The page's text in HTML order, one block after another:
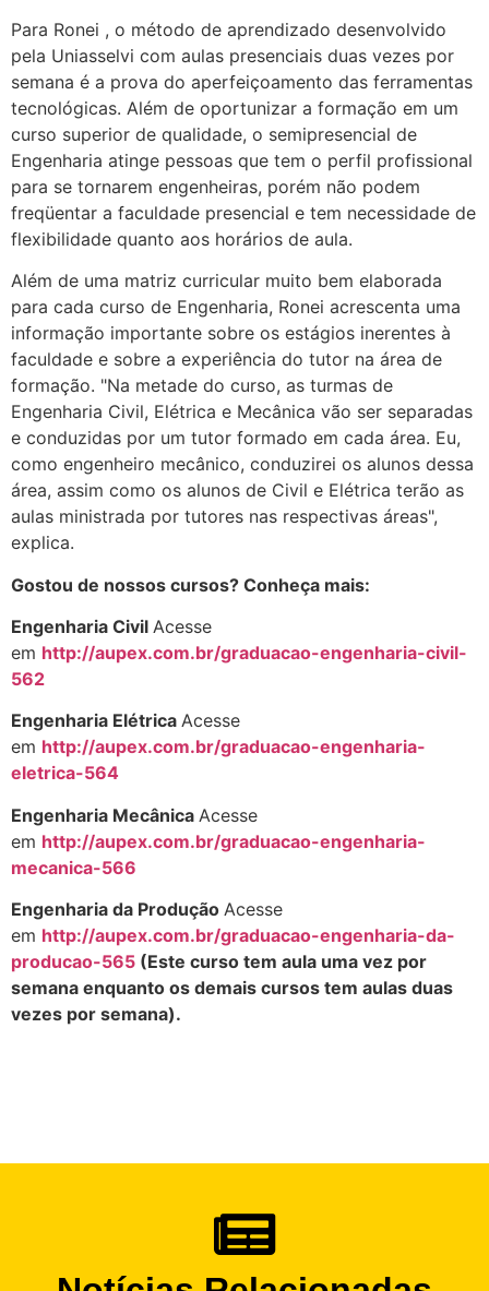
Para Ronei , o método de aprendizado desenvolvido
pela Uniasselvi com aulas presenciais duas vezes por
semana é a prova do aperfeiçoamento das ferramentas
tecnológicas. Além de oportunizar a formação em um
curso superior de qualidade, o semipresencial de
Engenharia atinge pessoas que tem o perfil profissional
para se tornarem engenheiras, porém não podem
freqüentar a faculdade presencial e tem necessidade de
flexibilidade quanto aos horários de aula.
Além de uma matriz curricular muito bem elaborada
para cada curso de Engenharia, Ronei acrescenta uma
informação importante sobre os estágios inerentes à
faculdade e sobre a experiência do tutor na área de
formação. "Na metade do curso, as turmas de
Engenharia Civil, Elétrica e Mecânica vão ser separadas
e conduzidas por um tutor formado em cada área. Eu,
como engenheiro mecânico, conduzirei os alunos dessa
área, assim como os alunos de Civil e Elétrica terão as
aulas ministrada por tutores nas respectivas áreas",
explica.
Gostou de nossos cursos? Conheça mais:
Engenharia Civil Acesse
em http://aupex.com.br/graduacao-engenharia-civil-
562
Engenharia Elétrica Acesse
em http://aupex.com.br/graduacao-engenharia-
eletrica-564
Engenharia Mecânica Acesse
em http://aupex.com.br/graduacao-engenharia-
mecanica-566
Engenharia da Produção Acesse
em http://aupex.com.br/graduacao-engenharia-da-
producao-565 (Este curso tem aula uma vez por
semana enquanto os demais cursos tem aulas duas
vezes por semana).